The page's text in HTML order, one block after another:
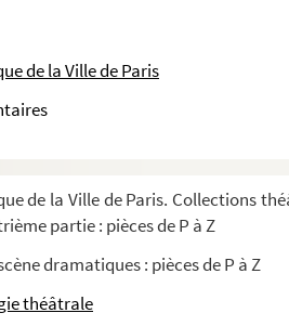
de la Ville de Paris
de la Ville de Paris. Collections
partie : pièces de P à Z
dramatiques : pièces de P à Z
théâtrale
en 3 actes et 5 tableaux. Adaptation
et en vers. 1894
des décors